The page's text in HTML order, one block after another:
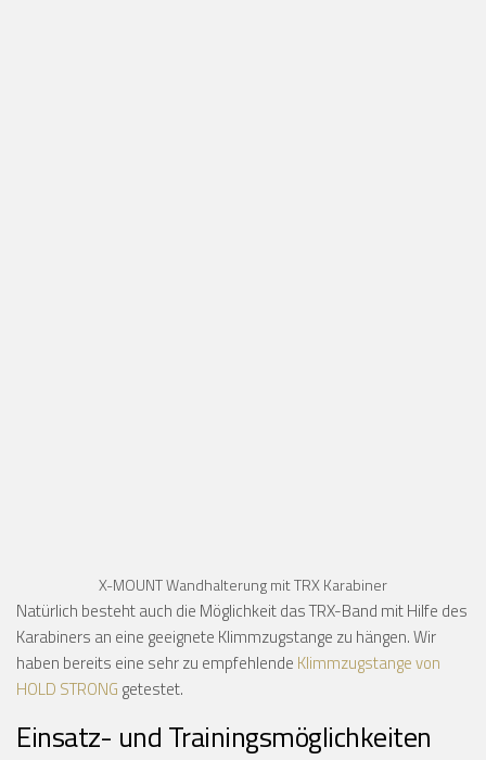
X-MOUNT Wandhalterung mit TRX Karabiner
Natürlich besteht auch die Möglichkeit das TRX-Band mit Hilfe des
Karabiners an eine geeignete Klimmzugstange zu hängen. Wir
haben bereits eine sehr zu empfehlende Klimmzugstange von
HOLD STRONG getestet.
Einsatz- und Trainingsmöglichkeiten